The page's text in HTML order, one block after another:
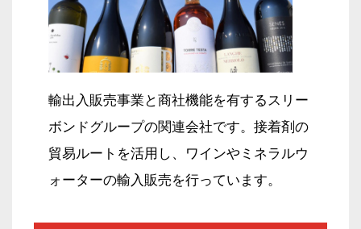
輸出入販売事業と商社機能を有するスリー
ボンドグループの関連会社です。 接着剤の
貿易ルートを活用し、
ワインやミネラルウ
ォーターの輸入販売を行っています。